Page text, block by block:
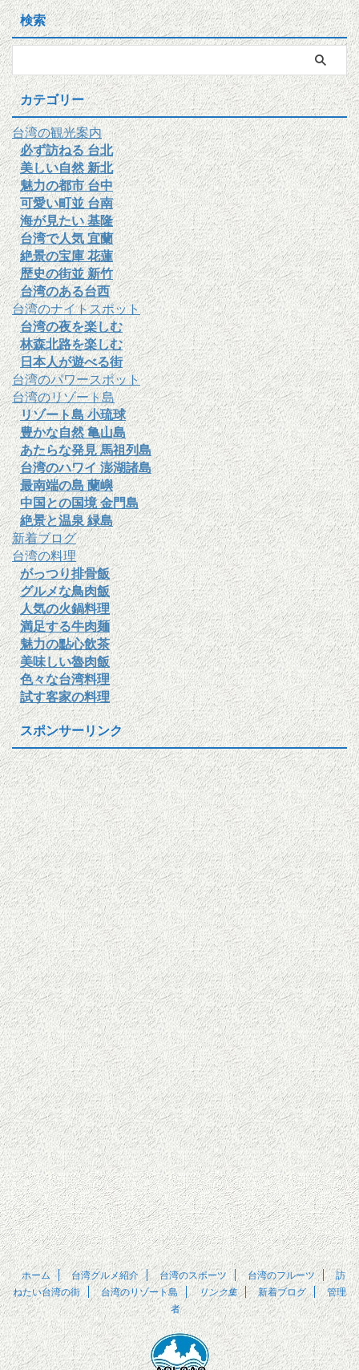
検索
カテゴリー
台湾の観光案内
必ず訪ねる 台北
美しい自然 新北
魅力の都市 台中
可愛い町並 台南
海が見たい 基隆
台湾で人気 宜蘭
絶景の宝庫 花蓮
歴史の街並 新竹
台湾のある台西
台湾のナイトスポット
台湾の夜を楽しむ
林森北路を楽しむ
日本人が遊べる街
台湾のパワースポット
台湾のリゾート島
リゾート島 小琉球
豊かな自然 亀山島
あたらな発見 馬祖列島
台湾のハワイ 澎湖諸島
最南端の島 蘭嶼
中国との国境 金門島
絶景と温泉 緑島
新着ブログ
台湾の料理
がっつり排骨飯
グルメな鳥肉飯
人気の火鍋料理
満足する牛肉麺
魅力の點心飲茶
美味しい魯肉飯
色々な台湾料理
試す客家の料理
スポンサーリンク
ホーム 台湾グルメ紹介 台湾のスポーツ 台湾のフルーツ
訪
ねたい台湾の街
台湾のリゾート島 リンク集 新着ブログ
管理
者